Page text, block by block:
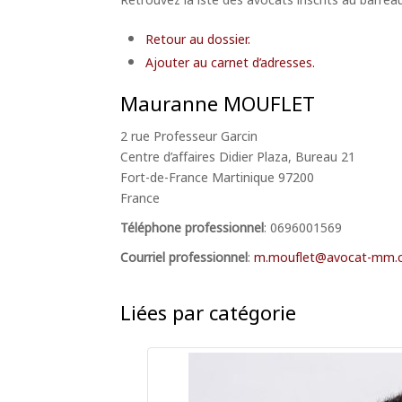
Retour au dossier.
Ajouter au carnet d’adresses.
Mauranne MOUFLET
2 rue Professeur Garcin
Centre d’affaires Didier Plaza, Bureau 21
Fort-de-France Martinique 97200
France
Téléphone professionnel: 0696001569
Courriel professionnel: m.mouflet@avocat-
Liées par catégorie